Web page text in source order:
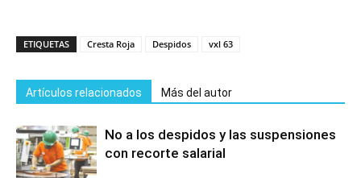
ETIQUETAS Cresta Roja Despidos vxl 63
Artículos relacionados Más del autor
No a los despidos y las suspensiones
con recorte salarial